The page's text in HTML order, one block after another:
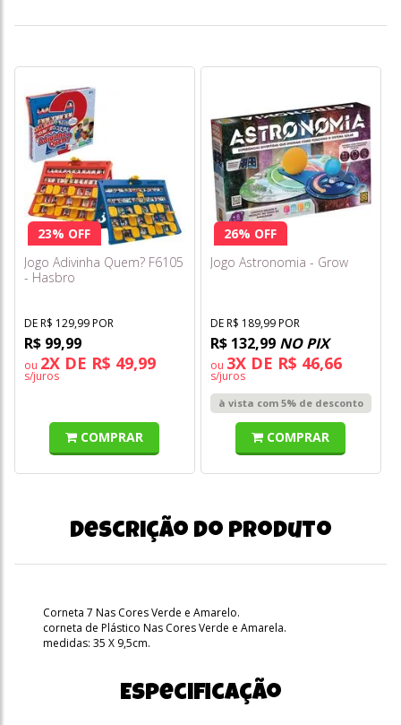
23% OFF
Jogo Adivinha Quem? F6105
- Hasbro
DE R$ 129,99 POR
R$ 99,99
ou 2X DE R$ 49,99
s/juros
COMPRAR
26% OFF
Jogo Astronomia - Grow
DE R$ 189,99 POR
R$ 132,99 NO PIX
ou 3X DE R$ 46,66
s/juros
à vista com 5% de desconto
COMPRAR
Descrição do produto
Corneta 7 Nas Cores Verde e Amarelo.
corneta de Plástico Nas Cores Verde e Amarela.
medidas: 35 X 9,5cm.
Especificação